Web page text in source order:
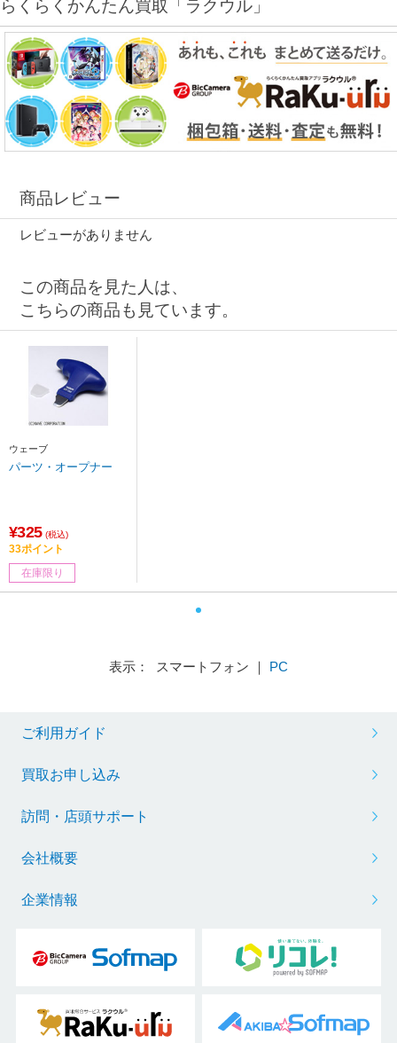
らくらくかんたん買取「ラクウル」
商品レビュー
レビューがありません
この商品を見た人は、
こちらの商品も見ています。
ウェーブ
パーツ・オープナー
¥325 (税込)
33ポイント
在庫限り
表示： スマートフォン ｜ PC
ご利用ガイド
買取お申し込み
訪問・店頭サポート
会社概要
企業情報